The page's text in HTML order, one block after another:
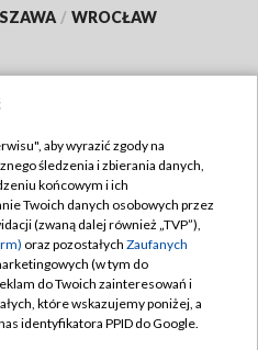
/ WROCŁAW
TVP
TVP
prywatności
zgody
aby wyrazić zgody na
śledzenia i zbierania danych,
końcowym i ich
Twoich danych osobowych przez
(zwaną dalej również „TVP”),
oraz pozostałych Zaufanych
(w tym do
do Twoich zainteresowań i
które wskazujemy poniżej, a
identyfikatora PPID do Google.